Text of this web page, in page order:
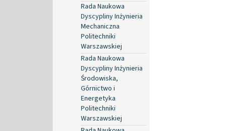
Rada Naukowa
Dyscypliny Inżynieria
Mechaniczna
Politechniki
Warszawskiej
Rada Naukowa
Dyscypliny Inżynieria
Środowiska,
Górnictwo i
Energetyka
Politechniki
Warszawskiej